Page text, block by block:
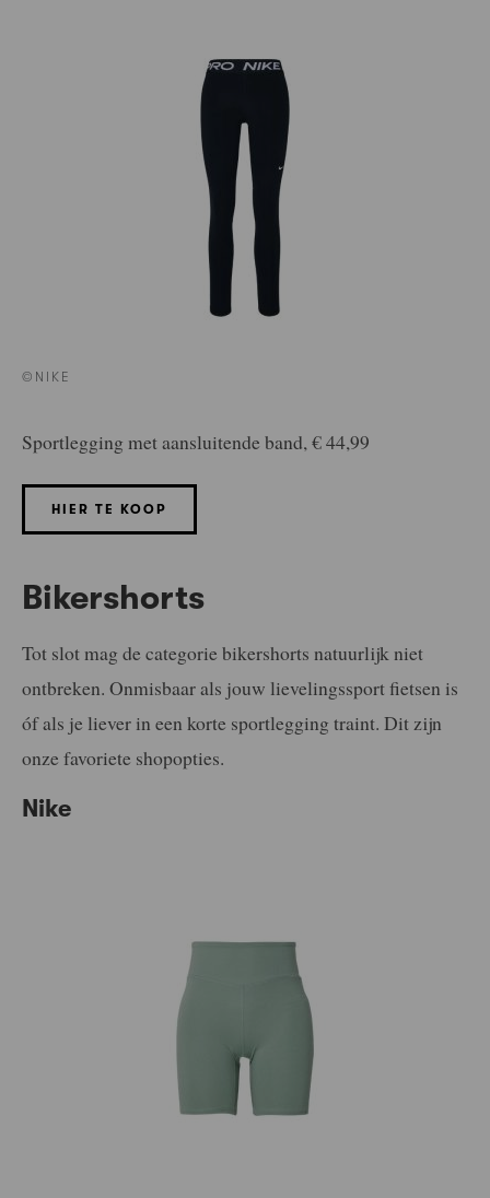
©NIKE
Sportlegging met aansluitende band, € 44,99
HIER TE KOOP
Bikershorts
Tot slot mag de categorie bikershorts natuurlijk niet
ontbreken. Onmisbaar als jouw lievelingssport fietsen is
óf als je liever in een korte sportlegging traint. Dit zijn
onze favoriete shopopties.
Nike